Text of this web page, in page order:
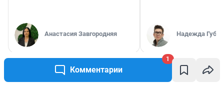
Комментарии
1
Анастасия Завгородняя Надежда
РЕКОМЕНДУЕМ